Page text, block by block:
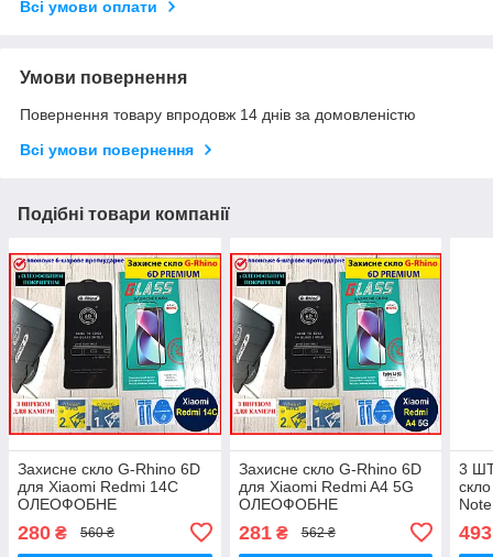
Всі умови оплати
Умови повернення
Повернення товару впродовж 14 днів за домовленістю
Всі умови повернення
Подібні товари компанії
Захисне скло G-Rhino 6D
для Xiaomi Redmi 14C
ОЛЕОФОБНЕ
повноекранне на телефон
сяомі редмі 14с чорне
280 ₴ 560 ₴
Захисне скло G-Rhino 6D
для Xiaomi Redmi A4 5G
ОЛЕОФОБНЕ
повноекранне на телефон
сяомі редмі а4 чорне
281₴ 562 ₴
3
493